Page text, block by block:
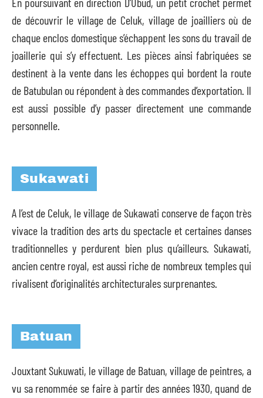
de découvrir le village de Celuk, village de joailliers où de
chaque enclos domestique s’échappent les sons du travail de
joaillerie qui s’y effectuent. Les pièces ainsi fabriquées se
destinent à la vente dans les échoppes qui bordent la route
de Batubulan ou répondent à des commandes d’exportation. Il
est aussi possible d’y passer directement une commande
personnelle.
Sukawati
A l’est de Celuk, le village de Sukawati conserve de façon très
vivace la tradition des arts du spectacle et certaines danses
traditionnelles y perdurent bien plus qu’ailleurs. Sukawati,
ancien centre royal, est aussi riche de nombreux temples qui
rivalisent d’originalités architecturales surprenantes.
Batuan
Jouxtant Sukuwati, le village de Batuan, village de peintres, a
vu sa renommée se faire à partir des années 1930, quand de